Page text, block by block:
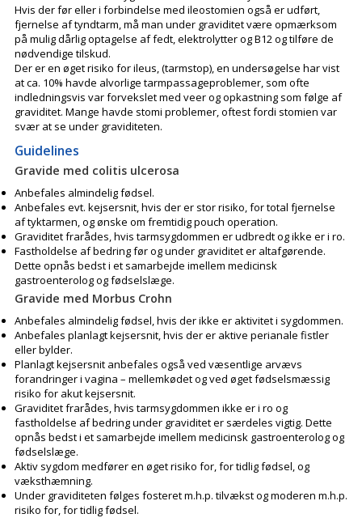
Hvis der før eller i forbindelse med ileostomien også er udført,
fjernelse af tyndtarm, må man under graviditet være opmærksom
på mulig dårlig optagelse af fedt, elektrolytter og B12 og tilføre de
nødvendige tilskud.
Der er en øget risiko for ileus, (tarmstop), en undersøgelse har vist
at ca. 10% havde alvorlige tarmpassageproblemer, som ofte
indledningsvis var forvekslet med veer og opkastning som følge af
graviditet. Mange havde stomi problemer, oftest fordi stomien var
svær at se under graviditeten.
Guidelines
Gravide med colitis ulcerosa
Anbefales almindelig fødsel.
Anbefales evt. kejsersnit, hvis der er stor risiko, for total fjernelse
af tyktarmen, og ønske om fremtidig pouch operation.
Graviditet frarådes, hvis tarmsygdommen er udbredt og ikke er i ro.
Fastholdelse af bedring før og under graviditet er altafgørende.
Dette opnås bedst i et samarbejde imellem medicinsk
gastroenterolog og fødselslæge.
Gravide med Morbus Crohn
Anbefales almindelig fødsel, hvis der ikke er aktivitet i sygdommen.
Anbefales planlagt kejsersnit, hvis der er aktive perianale fistler
eller bylder.
Planlagt kejsersnit anbefales også ved væsentlige arvævs
forandringer i vagina – mellemkødet og ved øget fødselsmæssig
risiko for akut kejsersnit.
Graviditet frarådes, hvis tarmsygdommen ikke er i ro og
fastholdelse af bedring under graviditet er særdeles vigtig. Dette
opnås bedst i et samarbejde imellem medicinsk gastroenterolog og
fødselslæge.
Aktiv sygdom medfører en øget risiko for, for tidlig fødsel, og
væksthæmning.
Under graviditeten følges fosteret m.h.p. tilvækst og moderen m.h.p.
risiko for, for tidlig fødsel.